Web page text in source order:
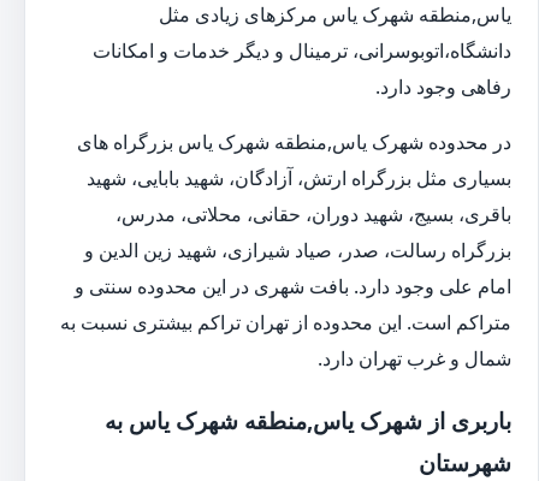
یاس,منطقه شهرک یاس مرکزهای زیادی مثل
دانشگاه،اتوبوسرانی، ترمینال و دیگر خدمات و امکانات
رفاهی وجود دارد.
در محدوده شهرک یاس,منطقه شهرک یاس بزرگراه های
بسیاری مثل بزرگراه ارتش، آزادگان، شهید بابایی، شهید
باقری، بسیج، شهید دوران، حقانی، محلاتی، مدرس،
بزرگراه رسالت، صدر، صیاد شیرازی، شهید زین الدین و
امام علی وجود دارد. بافت شهری در این محدوده سنتی و
متراکم است. این محدوده از تهران تراکم بیشتری نسبت به
شمال و غرب تهران دارد.
باربری از شهرک یاس,منطقه شهرک یاس به
شهرستان